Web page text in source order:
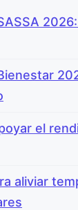
el
aliviar